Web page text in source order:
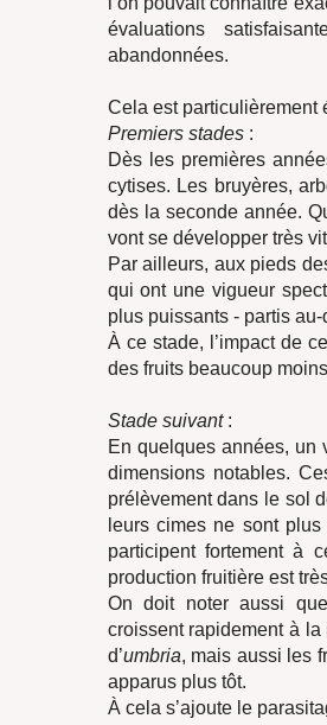
évaluations
abandonnées.
Cela est particulièrement
Premiers stades:
Dès les premières
cytises. Les bruyères,
dès la seconde année.
vont se développer très
Par ailleurs, aux pieds
qui ont une vigueur
plus puissants - partis
À ce stade, l’impact de
des fruits beaucoup
Stade suivant :
En quelques années, un
dimensions notables.
prélèvement dans le sol
leurs cimes ne sont
participent fortement à
production fruitière est
On doit noter aussi
croissent rapidement à
d’umbria, mais aussi les
apparus plus tôt.
À cela s’ajoute le